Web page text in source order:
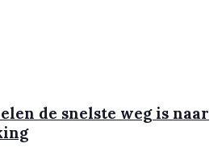
de snelste weg is naar